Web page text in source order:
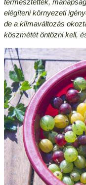
elégíteni környezeti
de a klímaváltozás
köszmétét öntözni kell,